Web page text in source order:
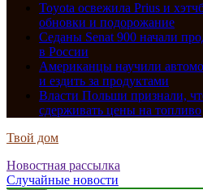
Toyota освежила Prius и
обновки и подорожание
Седаны Senat 900 начали
в России
Американцы научили
и ездить за продуктами
Власти Польши признали,
сдерживать цены на топливо
Твой дом
Новостная рассылка
Случайные новости